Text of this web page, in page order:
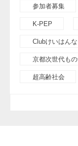
参加者募集
K-PEP
Clubけいはんな
京都次世代も
超高齢社会